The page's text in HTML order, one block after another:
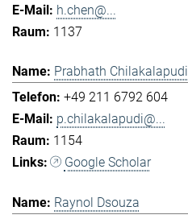
h.chen@...
1137
Prabhath Chilakalapudi
+49 211 6792 604
p.chilakalapudi@...
1154
Google Scholar
Raynol Dsouza